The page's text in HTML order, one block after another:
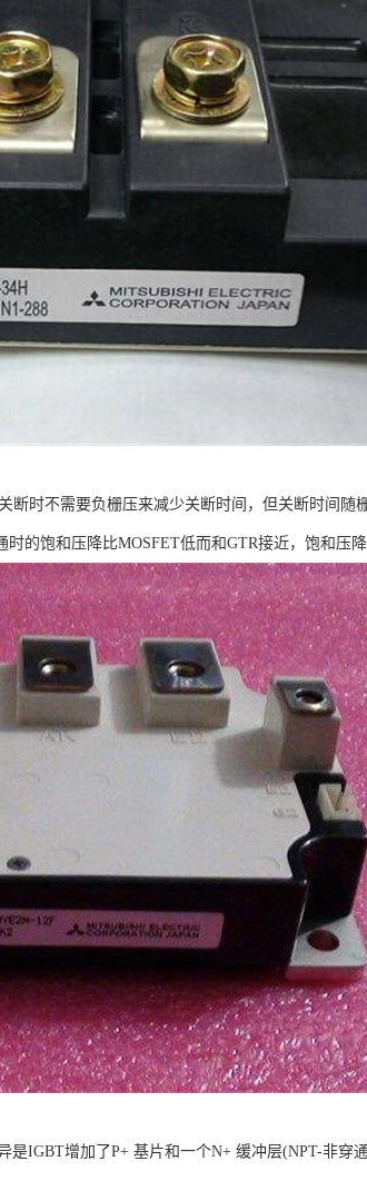
断时不需要负栅压来减少关断时间，但关断时间随
的饱和压降比MOSFET低而和GTR接近，饱和压
IGBT增加了P+ 基片和一个N+ 缓冲层(NPT-非穿